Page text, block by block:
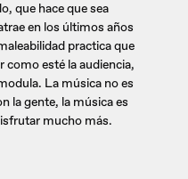
que hace que sea
en los últimos años
practica que
como esté la audiencia,
La música no es
la gente, la música es
mucho más.